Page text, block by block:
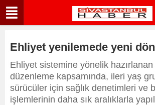
Ehliyet yenilemede yeni
Ehliyet sistemine yönelik hazırlanan
düzenleme kapsamında, ileri yaş
sürücüler için sağlık denetimleri ve
işlemlerinin daha sık aralıklarla